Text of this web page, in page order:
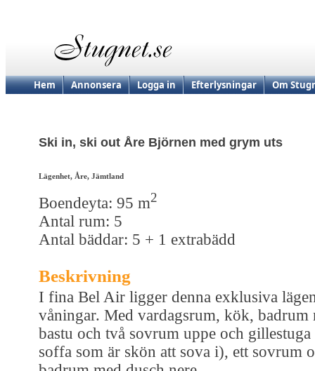
Hem Annonsera Logga in Efterlysningar Om
Ski in, ski out Åre Björnen med grym uts
Lägenhet, Åre, Jämtland
Boendeyta: 95 m2
Antal rum: 5
Antal bäddar: 5 + 1 extrabädd
Beskrivning
I fina Bel Air ligger denna exklusiva
våningar. Med vardagsrum, kök, badrum
bastu och två sovrum uppe och gillestuga
soffa som är skön att sova i), ett sovrum